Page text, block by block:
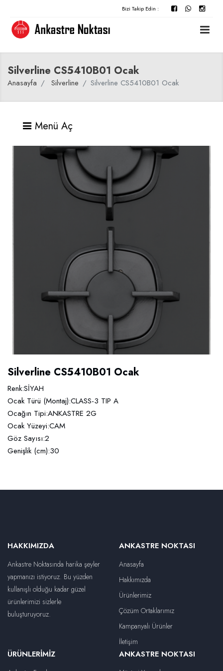
Bizi Takip Edin :
Silverline CS5410B01 Ocak
Anasayfa Silverline Silverline CS5410B01 Ocak
Menü Aç
Silverline CS5410B01 Ocak
Renk:SİYAH
Ocak Türü (Montaj):CLASS-3 TIP A
Ocağın Tipi:ANKASTRE 2G
Ocak Yüzeyi:CAM
Göz Sayısı:2
Genişlik (cm):30
HAKKIMIZDA
Ankastre Noktasında harika şeyler
yapmanızı istiyoruz. Bu yüzden
kullanışlı olduğu kadar güzel
ürünlerimizi sizlerle
buluşturuyoruz.
ANKASTRE NOKTASI
Anasayfa
Hakkımızda
Ürünlerimiz
Çözüm Ortaklarımız
Kampanyalı Ürünler
İletişim
ÜRÜNLERIMIZ ANKASTRE NOKTASI